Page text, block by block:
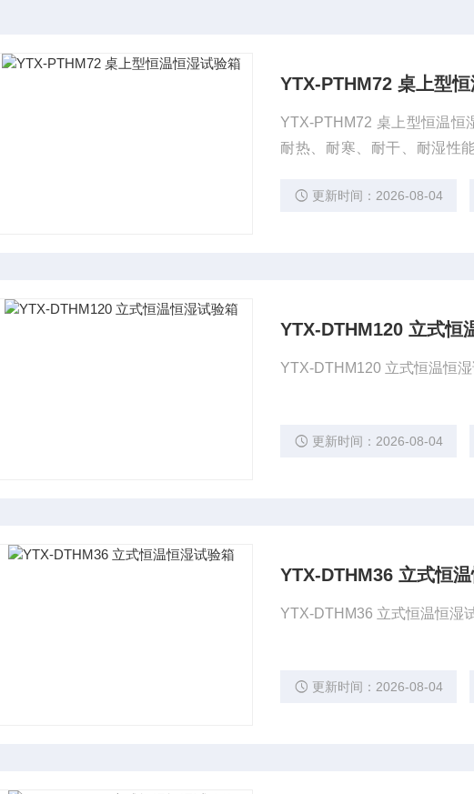
YTX-PTHM72 桌上型
YTX-PTHM72 桌上型恒温恒
耐热、耐寒、耐干、耐湿性
更新时间：2026-08-04
YTX-DTHM120 立式恒
YTX-DTHM120 立式恒温恒
更新时间：2026-08-04
YTX-DTHM36 立式恒
YTX-DTHM36 立式恒温恒湿
更新时间：2026-08-04